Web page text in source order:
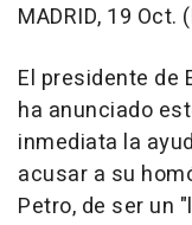
MADRID, 19 Oct.
El presidente de
ha anunciado
inmediata la
acusar a su
Petro, de ser un